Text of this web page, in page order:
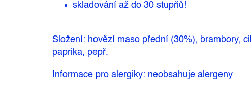
skladování až do 30 stupňů!
Složení: hovězí maso přední (30%), brambory,
paprika, pepř.
Informace pro alergiky: neobsahuje alergeny